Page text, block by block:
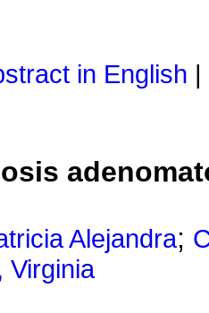
in English
Alejandra;
Virginia